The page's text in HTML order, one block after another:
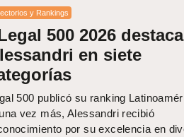
y Rankings
500 2026
en siete
500 publicó su ranking
vez más, Alessandri recibió
por su excelencia en